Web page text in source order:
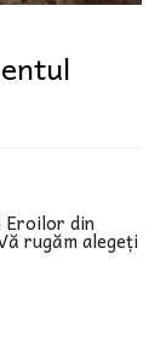
Eroilor din
rugăm alegeți